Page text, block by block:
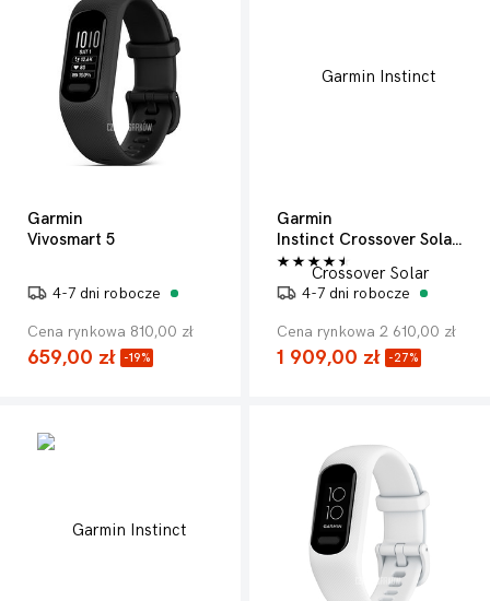
Garmin
Vivosmart 5
4-7 dni robocze
Cena rynkowa 810,00 zł
659,00 zł -19%
Garmin
Instinct Crossover Solar Tactical Edition
4-7 dni robocze
Cena rynkowa 2 610,00 zł
1 909,00 zł -27%